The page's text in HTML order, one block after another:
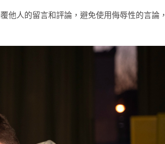
他人的留言和評論，避免使用侮辱性的言論，